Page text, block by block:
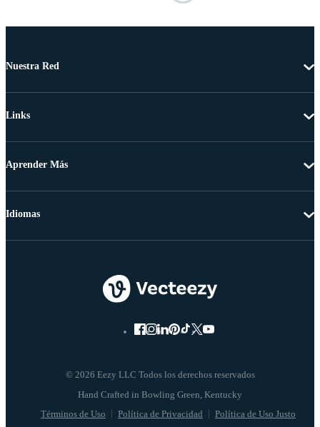
Nuestra Red
Links
Aprender Más
© 2026 Eezy LLC Todos los derechos reservados
Términos de Uso Política de Privacidad Política de Uso Justo
Idiomas